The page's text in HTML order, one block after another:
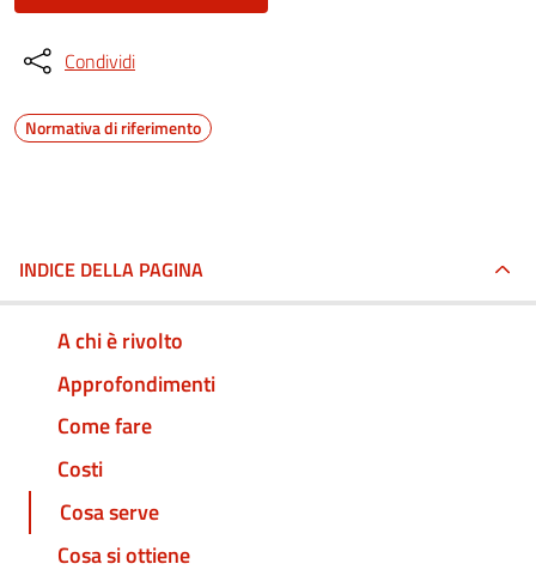
Condividi
Normativa di riferimento
INDICE DELLA PAGINA
A chi è rivolto
Approfondimenti
Come fare
Costi
Cosa serve
Cosa si ottiene